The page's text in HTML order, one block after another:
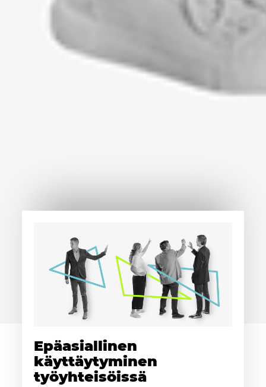
Epäasiallinen
käyttäytyminen
työyhteisöissä